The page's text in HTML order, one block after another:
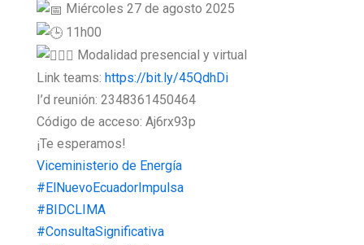
Miércoles 27 de agosto 2025
11h00
Modalidad presencial y virtual
Link teams: https://bit.ly/45QdhDi
I’d reunión: 2348361450464
Código de acceso: Aj6rx93p
¡Te esperamos!
Viceministerio de Energía
#ElNuevoEcuadorImpulsa
#BIDCLIMA
#ConsultaSignificativa